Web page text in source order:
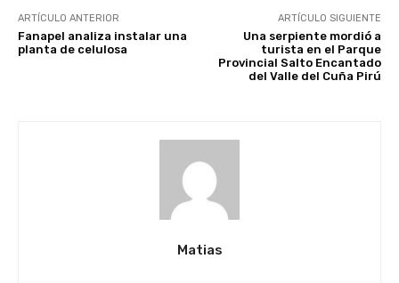
ARTÍCULO ANTERIOR
Fanapel analiza instalar una
planta de celulosa
ARTÍCULO SIGUIENTE
Una serpiente mordió a
turista en el Parque
Provincial Salto Encantado
del Valle del Cuña Pirú
Matias